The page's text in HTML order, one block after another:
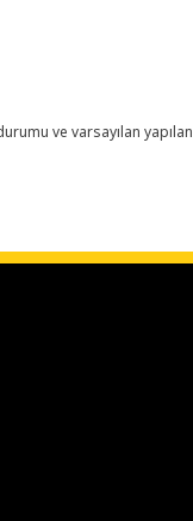
ve varsayılan